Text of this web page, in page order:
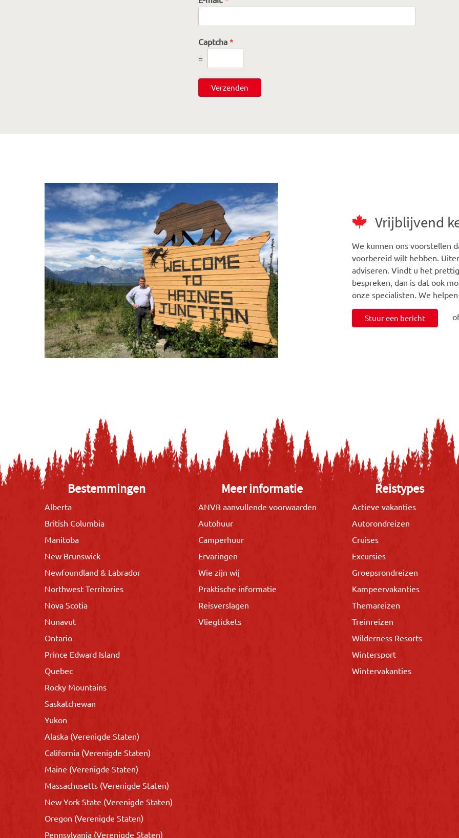
Captcha *
=
Verzenden
Vrijblijvend
We kunnen ons voorstellen
voorbereid wilt hebben.
adviseren. Vindt u het
bespreken, dan is dat ook
onze specialisten. We
Stuur een bericht
Bestemmingen
Alberta
British Columbia
Manitoba
New Brunswick
Newfoundland & Labrador
Northwest Territories
Nova Scotia
Nunavut
Ontario
Prince Edward Island
Quebec
Rocky Mountains
Saskatchewan
Yukon
Alaska (Verenigde Staten)
California (Verenigde Staten)
Maine (Verenigde Staten)
Massachusetts (Verenigde Staten)
New York State (Verenigde Staten)
Oregon (Verenigde Staten)
Pennsylvania (Verenigde Staten)
Meer informatie
ANVR aanvullende voorwaarden
Autohuur
Camperhuur
Ervaringen
Wie zijn wij
Praktische informatie
Reisverslagen
Vliegtickets
Reistypes
Actieve vakanties
Autorondreizen
Cruises
Excursies
Groepsrondreizen
Kampeervakanties
Themareizen
Treinreizen
Wilderness Resorts
Wintersport
Wintervakanties